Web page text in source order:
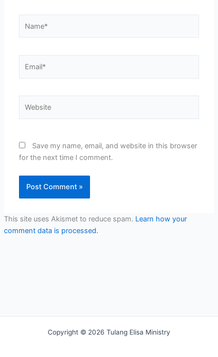
Save my name, email, and website in this browser
for the next time I comment.
This site uses Akismet to reduce spam. Learn how your
comment data is processed.
Copyright © 2026 Tulang Elisa Ministry